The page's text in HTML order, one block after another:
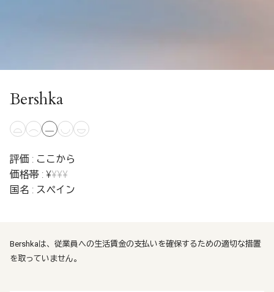
Bershka
評価 : ここから
価格帯 : ¥¥¥¥
国名 : スペイン
Bershkaは、従業員への生活賃金の支払いを確保するための適切な措置
を取っていません。